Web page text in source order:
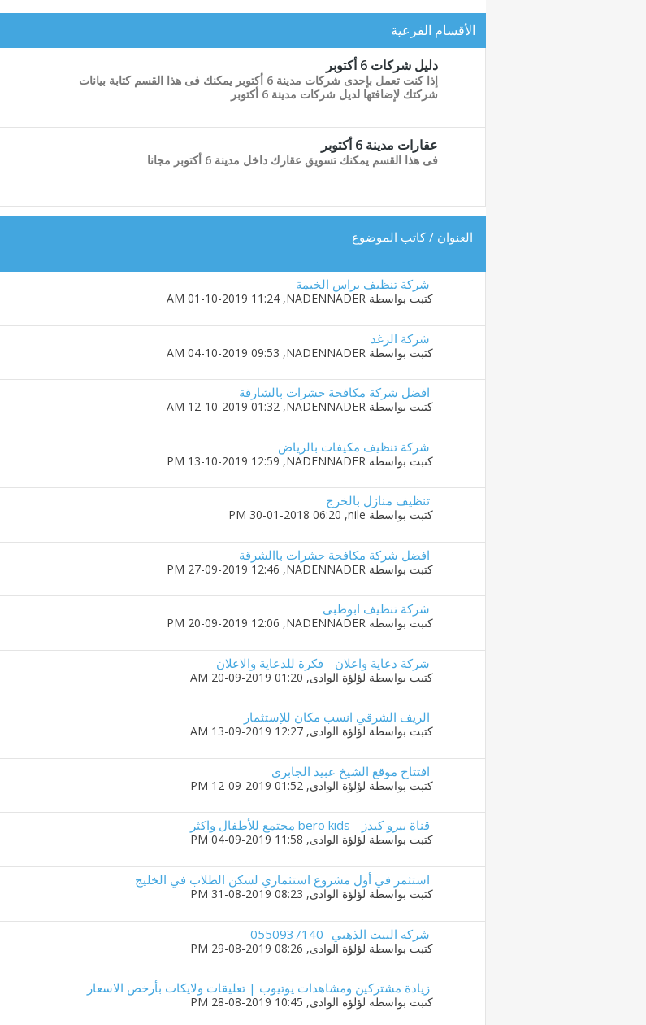
الأقسام الفرعية
دليل شركات 6 أكتوبر
إذا كنت تعمل بإحدى شركات مدينة 6 أكتوبر يمكنك فى هذا القسم كتابة بيانات
شركتك لإضافتها لديل شركات مدينة 6 أكتوبر
عقارات مدينة 6 أكتوبر
فى هذا القسم يمكنك تسويق عقارك داخل مدينة 6 أكتوبر مجانا
العنوان /كاتب الموضوع
شركة تنظيف براس الخيمة
كتبت بواسطة NADENNADER
‏, 01-10-2019 11:24 AM
شركة الرغد
كتبت بواسطة NADENNADER
‏, 04-10-2019 09:53 AM
افضل شركة مكافحة حشرات بالشارقة
كتبت بواسطة NADENNADER
‏, 12-10-2019 01:32 AM
شركة تنظيف مكيفات بالرياض
كتبت بواسطة NADENNADER
‏, 13-10-2019 12:59 PM
تنظيف منازل بالخرج
كتبت بواسطة nile
‏, 30-01-2018 06:20 PM
افضل شركة مكافحة حشرات باالشرقة
كتبت بواسطة NADENNADER
‏, 27-09-2019 12:46 PM
شركة تنظيف ابوظبى
كتبت بواسطة NADENNADER
‏, 20-09-2019 12:06 PM
شركة دعاية واعلان - فكرة للدعاية والاعلان
كتبت بواسطة لؤلؤة الوادى‏, 20-09-2019 01:20 AM
الريف الشرقي انسب مكان للإستثمار
كتبت بواسطة لؤلؤة الوادى‏, 13-09-2019 12:27 AM
افتتاح موقع الشيخ عبيد الجابري
كتبت بواسطة لؤلؤة الوادى‏, 12-09-2019 01:52 PM
قناة بيرو كيدز - bero kids مجتمع للأطفال واكثر
كتبت بواسطة لؤلؤة الوادى‏, 04-09-2019 11:58 PM
استثمر في أول مشروع استثماري لسكن الطلاب في الخليج
كتبت بواسطة لؤلؤة الوادى‏, 31-08-2019 08:23 PM
شركه البيت الذهبي- 0550937140-
كتبت بواسطة لؤلؤة الوادى‏, 29-08-2019 08:26 PM
زيادة مشتركين ومشاهدات يوتيوب | تعليقات ولايكات بأرخص الاسعار
كتبت بواسطة لؤلؤة الوادى‏, 28-08-2019 10:45 PM